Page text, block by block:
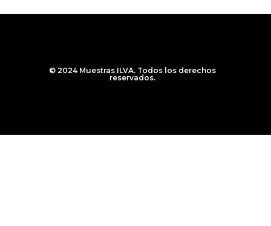
© 2024 Muestras ILVA. Todos los derechos
reservados.